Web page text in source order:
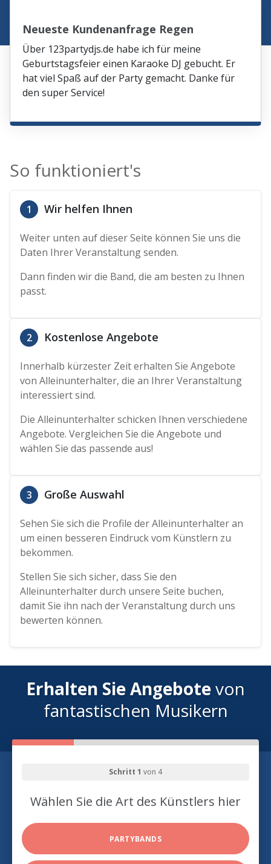
Neueste Kundenanfrage Regen
Über 123partydjs.de habe ich für meine
Geburtstagsfeier einen Karaoke DJ gebucht. Er
hat viel Spaß auf der Party gemacht. Danke für
den super Service!
So funktioniert's
1 Wir helfen Ihnen
Weiter unten auf dieser Seite können Sie uns die
Daten Ihrer Veranstaltung senden.
Dann finden wir die Band, die am besten zu Ihnen
passt.
2 Kostenlose Angebote
Innerhalb kürzester Zeit erhalten Sie Angebote
von Alleinunterhalter, die an Ihrer Veranstaltung
interessiert sind.
Die Alleinunterhalter schicken Ihnen verschiedene
Angebote. Vergleichen Sie die Angebote und
wählen Sie das passende aus!
3 Große Auswahl
Sehen Sie sich die Profile der Alleinunterhalter an
um einen besseren Eindruck vom Künstlern zu
bekommen.
Stellen Sie sich sicher, dass Sie den
Alleinunterhalter durch unsere Seite buchen,
damit Sie ihn nach der Veranstaltung durch uns
bewerten können.
Erhalten Sie Angebotevon
fantastischen Musikern
Schritt 1 von 4
Wählen Sie die Art des Künstlers hier
PARTYBANDS